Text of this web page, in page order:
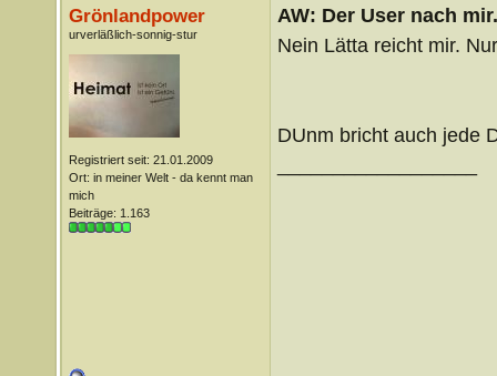
Grönlandpower
urverläßlich-sonnig-stur
Registriert seit: 21.01.2009
Ort: in meiner Welt - da kennt man
mich
Beiträge: 1.163
AW: Der User nach
Nein Lätta reicht mir.
DUnm bricht auch jede